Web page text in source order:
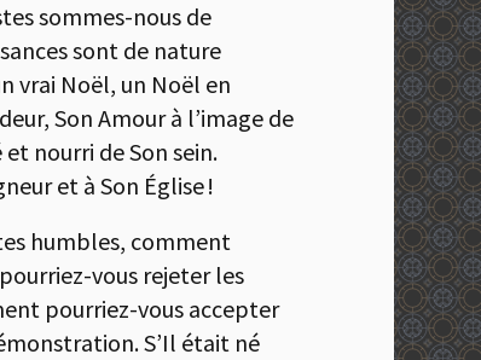
sommes-nous de
sont de nature
vrai Noël, un Noël en
Son Amour à l’image de
nourri de Son sein.
et à Son Église !
humbles, comment
vous rejeter les
pourriez-vous accepter
S’Il était né